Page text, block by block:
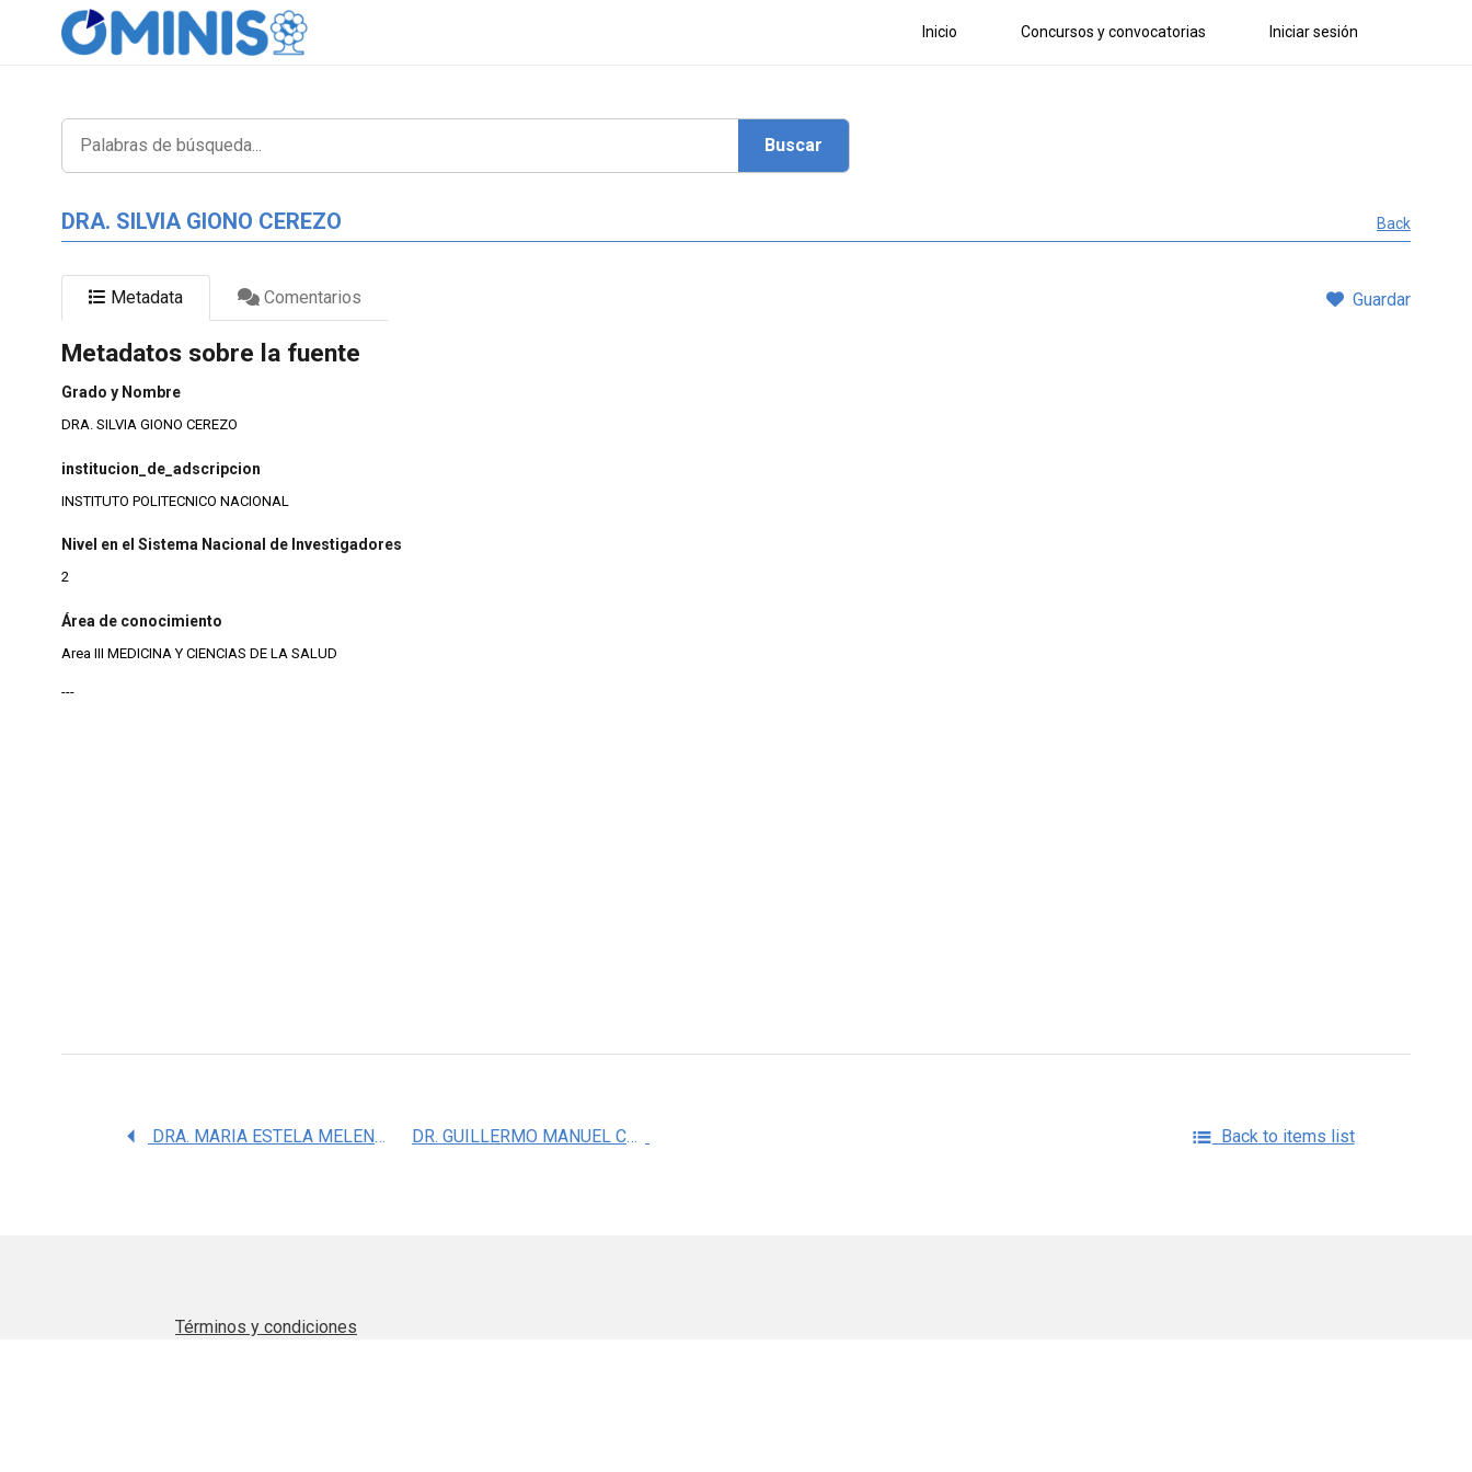
Inicio Concursos y convocatorias Iniciar sesión
DRA. SILVIA GIONO CEREZO Back
Metadata Comentarios Guardar
Metadatos sobre la fuente
Grado y Nombre
DRA. SILVIA GIONO CEREZO
institucion_de_adscripcion
INSTITUTO POLITECNICO NACIONAL
Nivel en el Sistema Nacional de Investigadores
2
Área de conocimiento
Area III MEDICINA Y CIENCIAS DE LA SALUD
---
DRA. MARIA ESTELA MELENDEZ CAMARGO DR. GUILLERMO MANUEL CEBALLOS REYES Back to items list
Términos y condiciones